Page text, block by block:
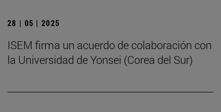
28 | 05 | 2025
ISEM firma un acuerdo de colaboración con
la Universidad de Yonsei (Corea del Sur)